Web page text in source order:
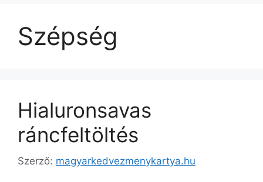
Szépség
Hialuronsavas
ráncfeltöltés
Szerző: magyarkedvezmenykartya.hu